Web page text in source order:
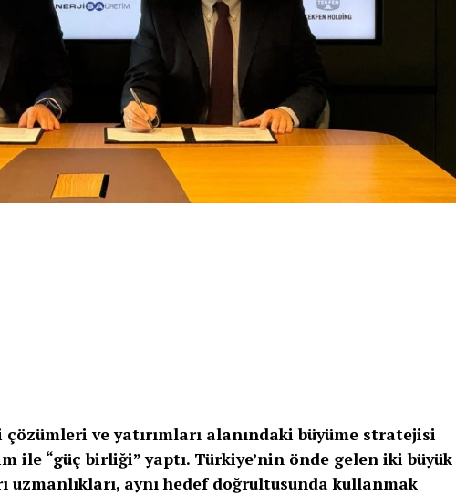
ve yatırımları alanındaki büyüme stratejisi
ile “güç birliği” yaptı. Türkiye’nin önde gelen iki büyük
uzmanlıkları, aynı hedef doğrultusunda kullanmak